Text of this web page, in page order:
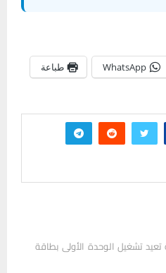
WhatsApp طباعة
تعيد تشغيل الوحدة الأولى بطاقة